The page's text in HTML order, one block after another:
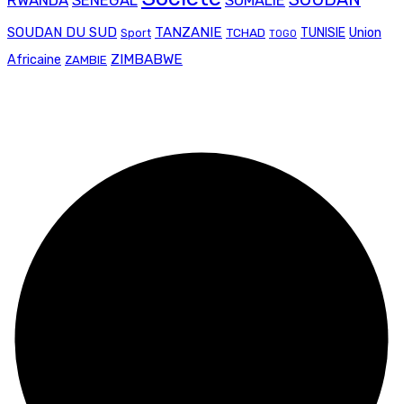
SOUDAN DU SUD Sport TANZANIE TCHAD TOGO TUNISIE Union
Africaine ZAMBIE ZIMBABWE